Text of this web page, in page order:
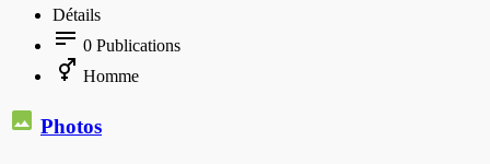
Détails
0 Publications
Homme
Photos